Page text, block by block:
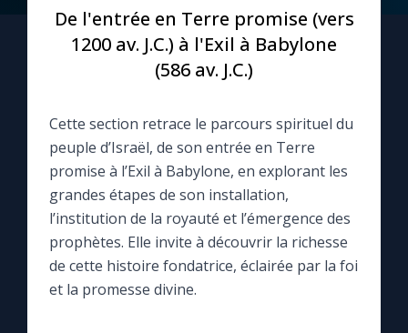
L'actualité de la semaine
La chaîne Youtube
La newsletter
La vidéo de la semaine
Le compte Tiktok
Le magazine
De l'entrée en Terre promise (vers
1200 av. J.C.) à l'Exil à Babylone
(586 av. J.C.)
Cette section retrace le parcours spirituel du
peuple d’Israël, de son entrée en Terre
promise à l’Exil à Babylone, en explorant les
grandes étapes de son installation,
l’institution de la royauté et l’émergence des
prophètes. Elle invite à découvrir la richesse
de cette histoire fondatrice, éclairée par la foi
et la promesse divine.